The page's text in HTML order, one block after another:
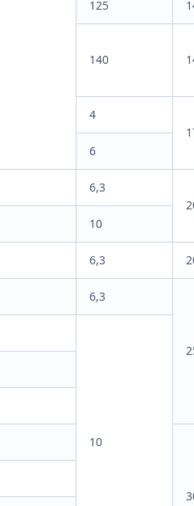
125
140
4
6
6,3
10
6,3
6,3
10